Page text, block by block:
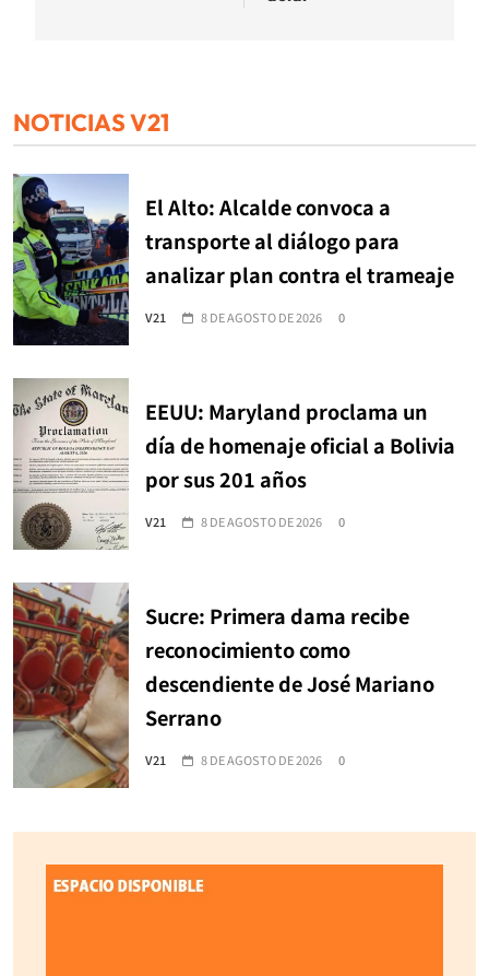
NOTICIAS V21
El Alto: Alcalde convoca a
transporte al diálogo para
analizar plan contra el trameaje
V21 8 DE AGOSTO DE 2026 0
EEUU: Maryland proclama un
día de homenaje oficial a Bolivia
por sus 201 años
V21 8 DE AGOSTO DE 2026 0
Sucre: Primera dama recibe
reconocimiento como
descendiente de José Mariano
Serrano
V21 8 DE AGOSTO DE 2026 0